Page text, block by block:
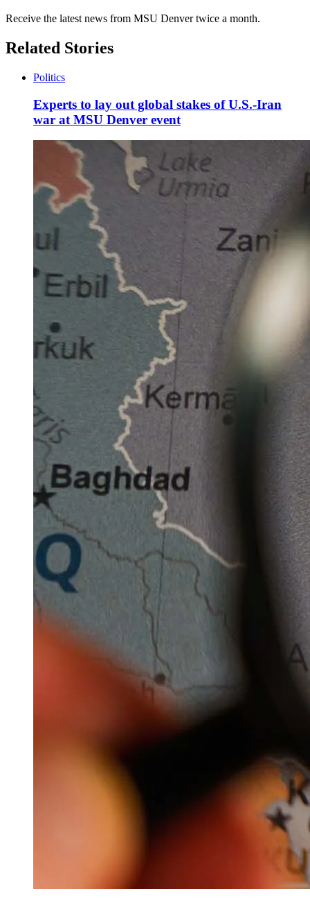
Receive the latest news from MSU Denver twice a month.
Related Stories
Politics
Experts to lay out global stakes of U.S.-Iran
war at MSU Denver event